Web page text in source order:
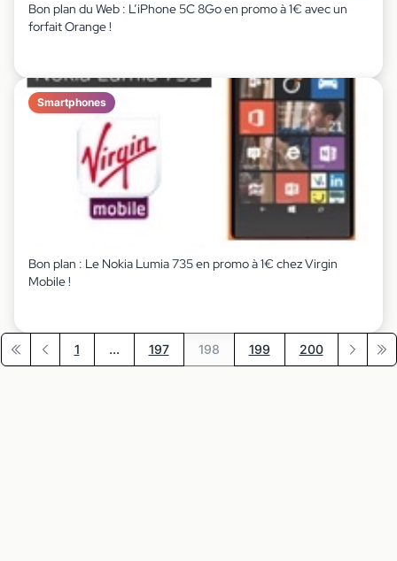
Bon plan du Web : L’iPhone 5C 8Go en promo à 1€ avec un
forfait Orange !
Smartphones
Bon plan : Le Nokia Lumia 735 en promo à 1€ chez Virgin
Mobile !
Première page
Précédent
1 ... 197 198 199 200 Suivant